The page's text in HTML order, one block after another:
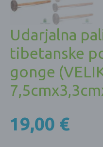
Udarjalna
tibetanske
gonge
19,00 €